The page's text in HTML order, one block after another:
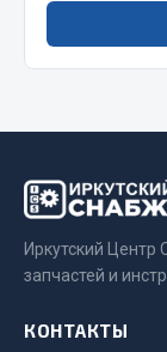
Система
Тормозная
Колеса и шины
Иркутский
запчастей и
КОНТАКТЫ